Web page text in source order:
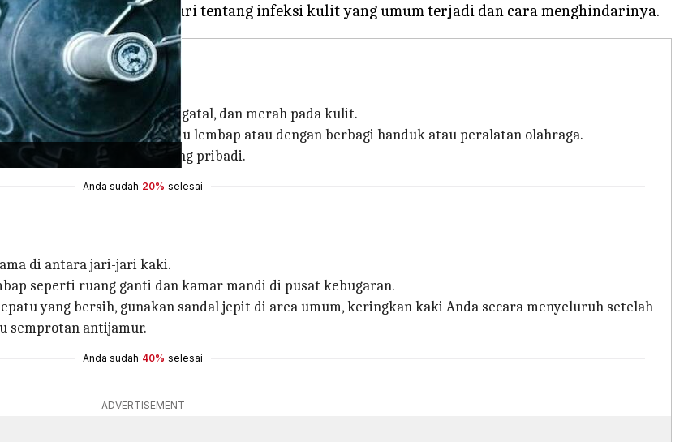
dengan ruam melingkar, gatal, dan merah pada kulit.
yang terinfeksi atau lembap atau dengan berbagi handuk atau peralatan olahraga.
dan hindari berbagi barang pribadi.
Anda sudah 20% selesai
di antara jari-jari kaki.
seperti ruang ganti dan kamar mandi di pusat kebugaran.
yang bersih, gunakan sandal jepit di area umum, keringkan kaki Anda secara menyeluruh setelah
semprotan antijamur.
Anda sudah 40% selesai
ADVERTISEMENT